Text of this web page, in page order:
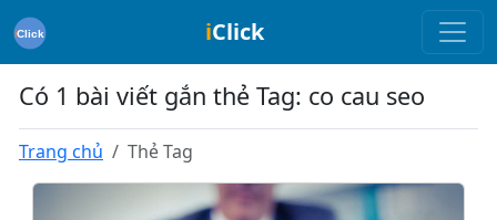
iClick
Có 1 bài viết gắn thẻ Tag: co cau seo
Trang chủ Thẻ Tag